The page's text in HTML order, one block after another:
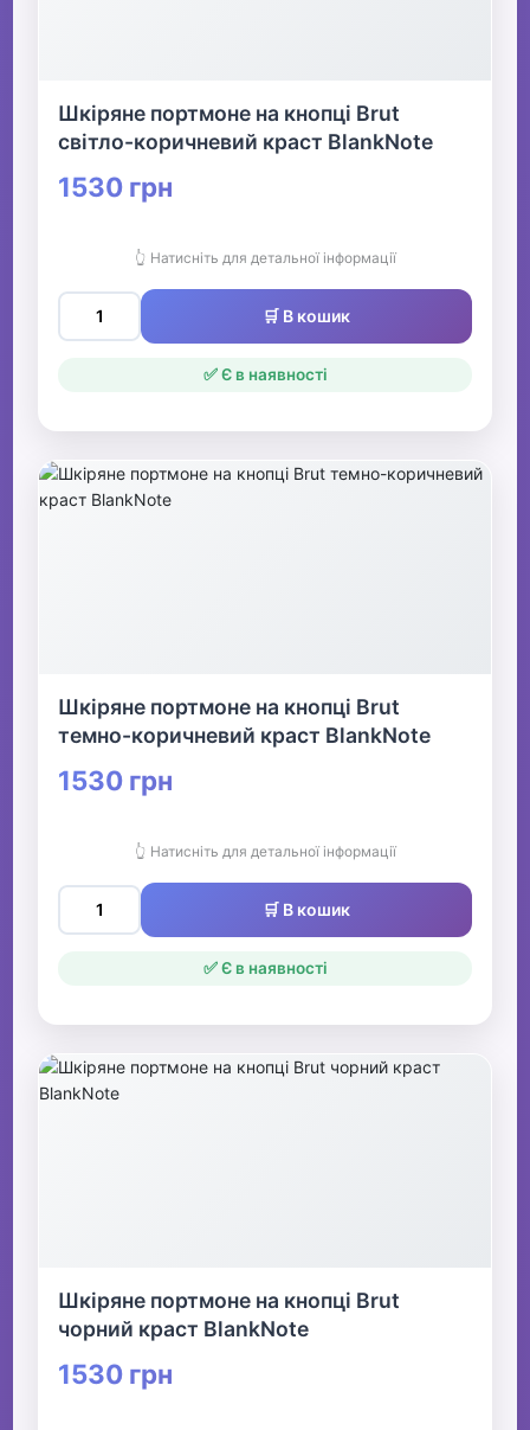
Шкіряне портмоне на кнопці Brut
світло-коричневий краст BlankNote
1530 грн
👆 Натисніть для детальної інформації
🛒 В кошик
✅ Є в наявності
Шкіряне портмоне на кнопці Brut
темно-коричневий краст BlankNote
1530 грн
👆 Натисніть для детальної інформації
🛒 В кошик
✅ Є в наявності
Шкіряне портмоне на кнопці Brut
чорний краст BlankNote
1530 грн